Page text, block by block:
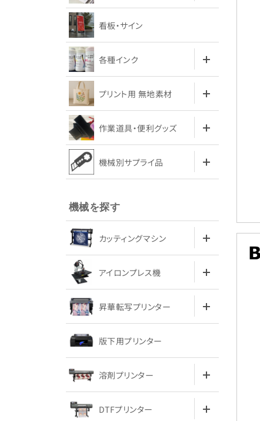
看板・サイン
各種インク
プリント用 無地素材
作業道具・便利グッズ
機械別サプライ品
機械を探す
カッティングマシン
アイロンプレス機
昇華転写プリンター
版下用プリンター
溶剤プリンター
DTFプリンター